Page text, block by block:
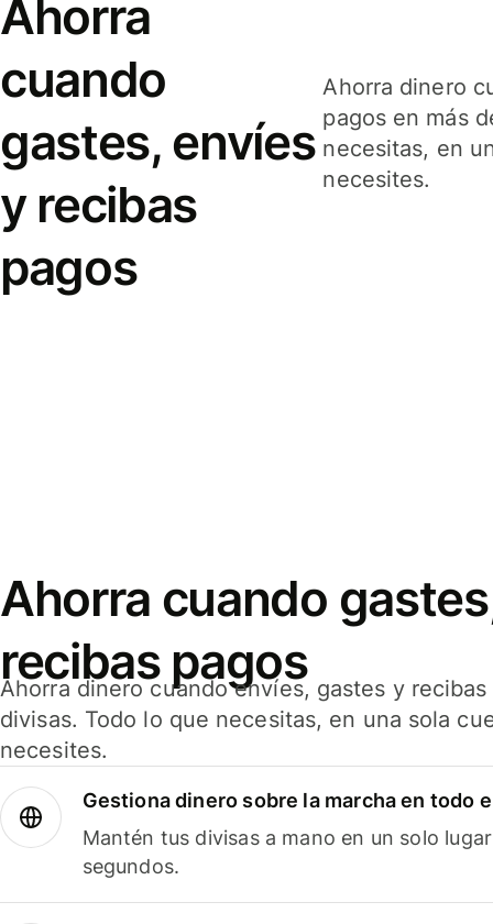
Ahorra
cuando
gastes, envíes
y recibas
pagos
Ahorra dinero
pagos en más
necesitas, en
necesites.
Ahorra cuando
recibas pagos
Ahorra dinero cuando envíes, gastes y
divisas. Todo lo que necesitas, en una sola
necesites.
Gestiona dinero sobre la marcha en todo
Mantén tus divisas a mano en un solo
segundos.